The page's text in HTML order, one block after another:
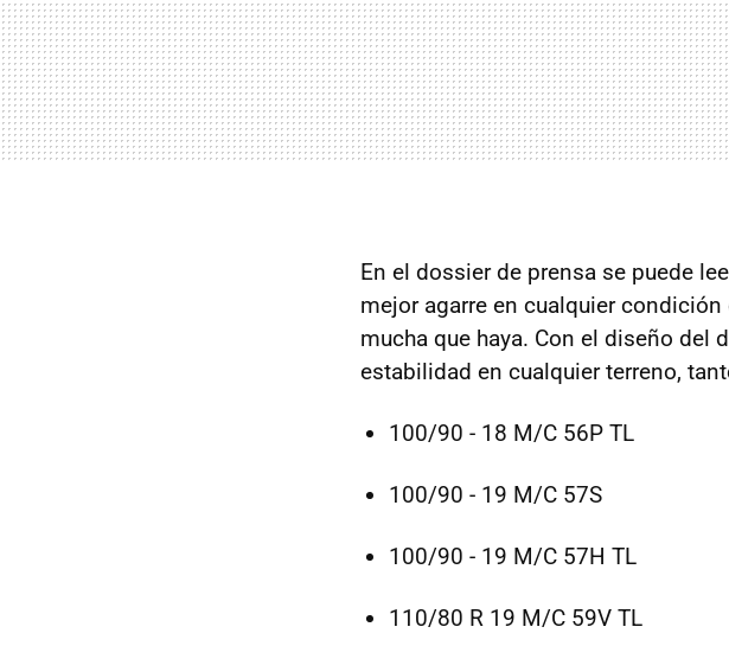
En el dossier de prensa se puede
mejor agarre en cualquier
mucha que haya. Con el diseño del
estabilidad en cualquier terreno,
100/90 - 18 M/C 56P TL
100/90 - 19 M/C 57S
100/90 - 19 M/C 57H TL
110/80 R 19 M/C 59V TL